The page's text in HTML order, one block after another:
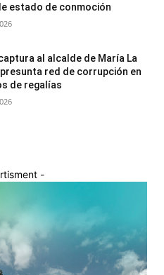
estado de conmoción
al alcalde de María La
presunta red de corrupción en
de regalías
-